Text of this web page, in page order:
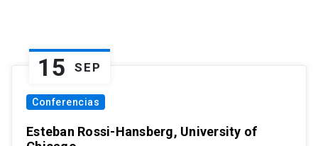
15 SEP
Conferencias
Esteban Rossi-Hansberg, University of